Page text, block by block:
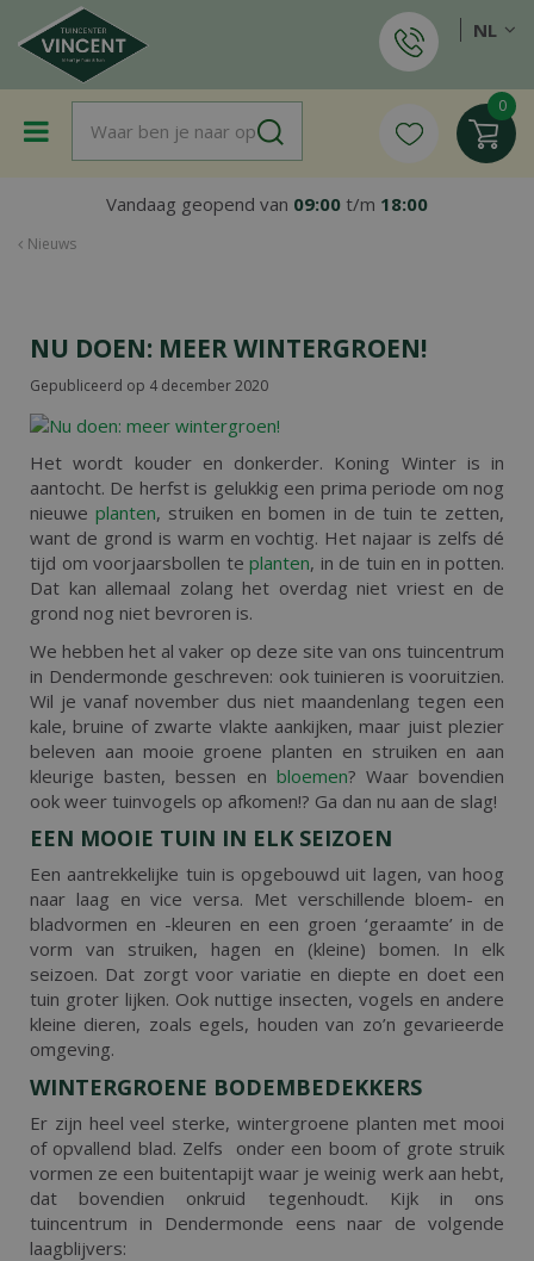
a
Nieuws
Vandaag geopend van 09:00 t/m 18:00
NL
NU DOEN: MEER WINTERGROEN!
Gepubliceerd op 4 december 2020
Het wordt kouder en donkerder. Koning Winter is in
aantocht. De herfst is gelukkig een prima periode om nog
nieuweplanten, struiken en bomen in de tuin te zetten,
want de grond is warm en vochtig. Het najaar is zelfs dé
tijd om voorjaarsbollen te planten, in de tuin en in potten.
Dat kan allemaal zolang het overdag niet vriest en de
grond nog niet bevroren is.
We hebben het al vaker op deze site van ons tuincentrum
in Dendermonde geschreven: ook tuinieren is vooruitzien.
Wil je vanaf november dus niet maandenlang tegen een
kale, bruine of zwarte vlakte aankijken, maar juist plezier
beleven aan mooie groene planten en struiken en aan
kleurige basten, bessen en bloemen? Waar bovendien
ook weer tuinvogels op afkomen!? Ga dan nu aan de slag!
EEN MOOIE TUIN IN ELK SEIZOEN
Een aantrekkelijke tuin is opgebouwd uit lagen, van hoog
naar laag en vice versa. Met verschillende bloem- en
bladvormen en -kleuren en een groen ‘geraamte’ in de
vorm van struiken, hagen en (kleine) bomen. In elk
seizoen. Dat zorgt voor variatie en diepte en doet een
tuin groter lijken. Ook nuttige insecten, vogels en andere
kleine dieren, zoals egels, houden van zo’n gevarieerde
omgeving.
WINTERGROENE BODEMBEDEKKERS
Er zijn heel veel sterke, wintergroene planten met mooi
of opvallend blad. Zelfs onder een boom of grote struik
vormen ze een buitentapijt waar je weinig werk aan hebt,
dat bovendien onkruid tegenhoudt. Kijk in ons
tuincentrum in Dendermonde eens naar de volgende
laagblijvers: